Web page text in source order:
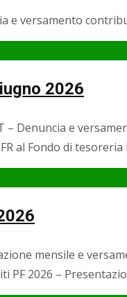
e versamento
2026
– Denuncia e
al Fondo di tesoreria
mensile e
PF 2026 –